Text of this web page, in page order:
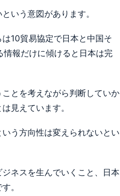
いう意図があります。
10貿易協定で日本と中国そ
報だけに傾けると日本は完
とを考えながら判断していか
見えています。
う方向性は変えられないとい
ネスを生んでいくこと、日本
。